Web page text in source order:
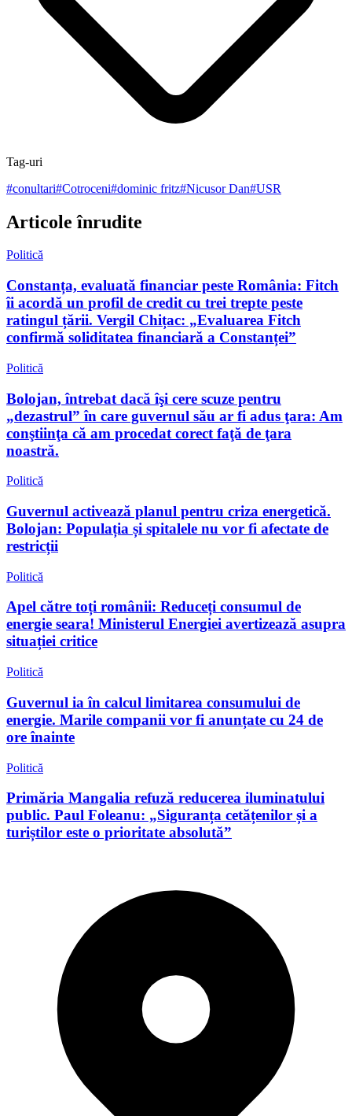
Tag-uri
#conultari#Cotroceni#dominic fritz#Nicusor Dan#USR
Articole înrudite
Politică
Constanța, evaluată financiar peste România: Fitch
îi acordă un profil de credit cu trei trepte peste
ratingul țării. Vergil Chițac: „Evaluarea Fitch
confirmă soliditatea financiară a Constanței”
Politică
Bolojan, întrebat dacă îşi cere scuze pentru
„dezastrul” în care guvernul său ar fi adus ţara: Am
conştiinţa că am procedat corect faţă de ţara
noastră.
Politică
Guvernul activează planul pentru criza energetică.
Bolojan: Populația și spitalele nu vor fi afectate de
restricții
Politică
Apel către toți românii: Reduceți consumul de
energie seara! Ministerul Energiei avertizează asupra
situației critice
Politică
Guvernul ia în calcul limitarea consumului de
energie. Marile companii vor fi anunțate cu 24 de
ore înainte
Politică
Primăria Mangalia refuză reducerea iluminatului
public. Paul Foleanu: „Siguranța cetățenilor și a
turiștilor este o prioritate absolută”